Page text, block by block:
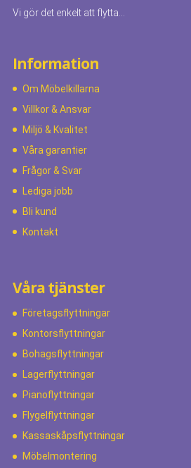
Vi gör det enkelt att flytta…
Information
Om Möbelkillarna
Villkor & Ansvar
Miljö & Kvalitet
Våra garantier
Frågor & Svar
Lediga jobb
Bli kund
Kontakt
Våra tjänster
Företagsflyttningar
Kontorsflyttningar
Bohagsflyttningar
Lagerflyttningar
Pianoflyttningar
Flygelflyttningar
Kassaskåpsflyttningar
Möbelmontering